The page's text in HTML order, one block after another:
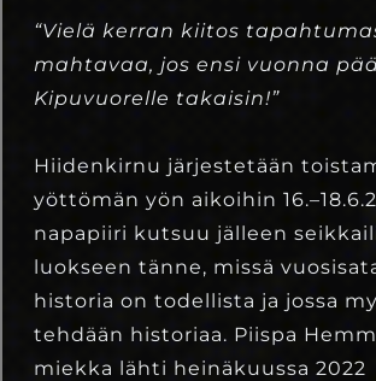
“Vielä kerran kiitos
mahtavaa, jos ensi vuonna
Kipuvuorelle takaisin!”
Hiidenkirnu järjestetään
yöttömän yön aikoihin
napapiiri kutsuu jälleen
luokseen tänne, missä
historia on todellista ja jossa
tehdään historiaa. Piispa
miekka lähti heinäkuussa 2022